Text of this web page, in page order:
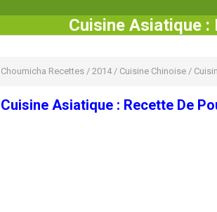
Cuisine Asiatique :
Choumicha Recettes / 2014/ Cuisine Chinoise /
Cuisine Asiatique : Recette De